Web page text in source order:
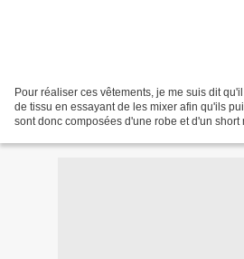
Pour réaliser ces vêtements, je me suis dit
de tissu en essayant de les mixer afin qu'ils
sont donc composées d'une robe et d'un short